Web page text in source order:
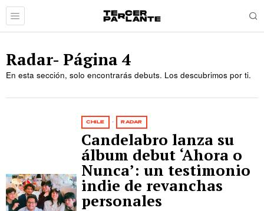
Radar- Página 4
En esta sección, solo encontrarás debuts. Los descubrimos por ti.
CHILE · RADAR
Candelabro lanza su
álbum debut ‘Ahora o
Nunca’: un testimonio
indie de revanchas
personales